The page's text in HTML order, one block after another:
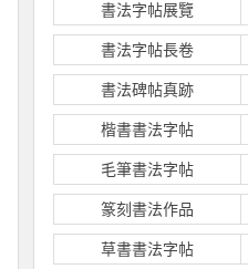
書法字帖展覽
書法字帖長卷
書法碑帖真跡
楷書書法字帖
毛筆書法字帖
篆刻書法作品
草書書法字帖